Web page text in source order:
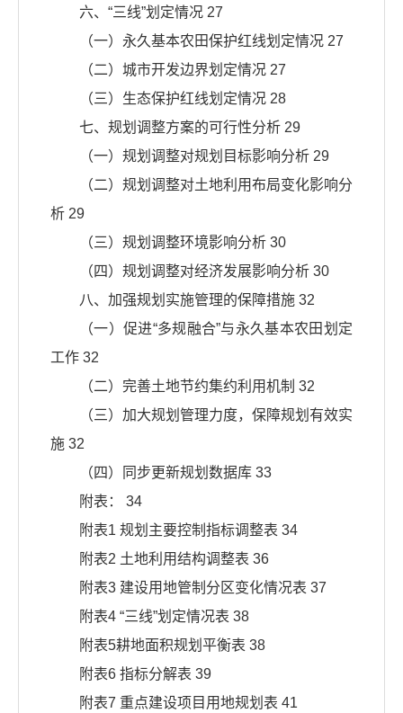
六、“三线”划定情况 27
（一）永久基本农田保护红线划定情况 27
（二）城市开发边界划定情况 27
（三）生态保护红线划定情况 28
七、规划调整方案的可行性分析 29
（一）规划调整对规划目标影响分析 29
（二）规划调整对土地利用布局变化影响分
析 29
（三）规划调整环境影响分析 30
（四）规划调整对经济发展影响分析 30
八、加强规划实施管理的保障措施 32
（一）促进“多规融合”与永久基本农田划定
工作 32
（二）完善土地节约集约利用机制 32
（三）加大规划管理力度，保障规划有效实
施 32
（四）同步更新规划数据库 33
附表： 34
附表1 规划主要控制指标调整表 34
附表2 土地利用结构调整表 36
附表3 建设用地管制分区变化情况表 37
附表4 “三线”划定情况表 38
附表5耕地面积规划平衡表 38
附表6 指标分解表 39
附表7 重点建设项目用地规划表 41